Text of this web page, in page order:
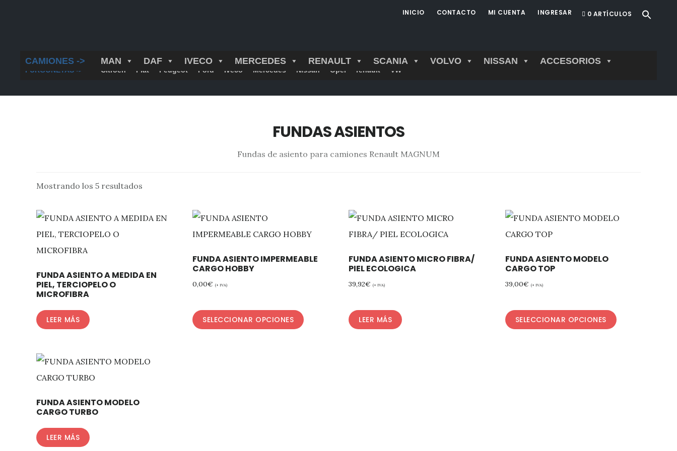
principal
INICIO CONTACTO MI CUENTA INGRESAR 0 ARTÍCULOS
FURGONETAS -> Citroën Fiat Peugeot Ford Iveco Mercedes Nissan Opel renault VW
CAMIONES -> MAN DAF IVECO MERCEDES RENAULT SCANIA VOLVO NISSAN ACCESORIOS
FUNDAS ASIENTOS
Fundas de asiento para camiones Renault MAGNUM
Mostrando los 5 resultados
FUNDA ASIENTO A MEDIDA EN
PIEL, TERCIOPELO O
MICROFIBRA
LEER MÁS
FUNDA ASIENTO IMPERMEABLE
CARGO HOBBY
0,00€ (+ IVA)
SELECCIONAR OPCIONES
FUNDA ASIENTO MICRO FIBRA/
PIEL ECOLOGICA
39,92€ (+ IVA)
LEER MÁS
FUNDA ASIENTO MODELO
CARGO TOP
39,00€ (+ IVA)
SELECCIONAR OPCIONES
FUNDA ASIENTO MODELO
CARGO TURBO
LEER MÁS